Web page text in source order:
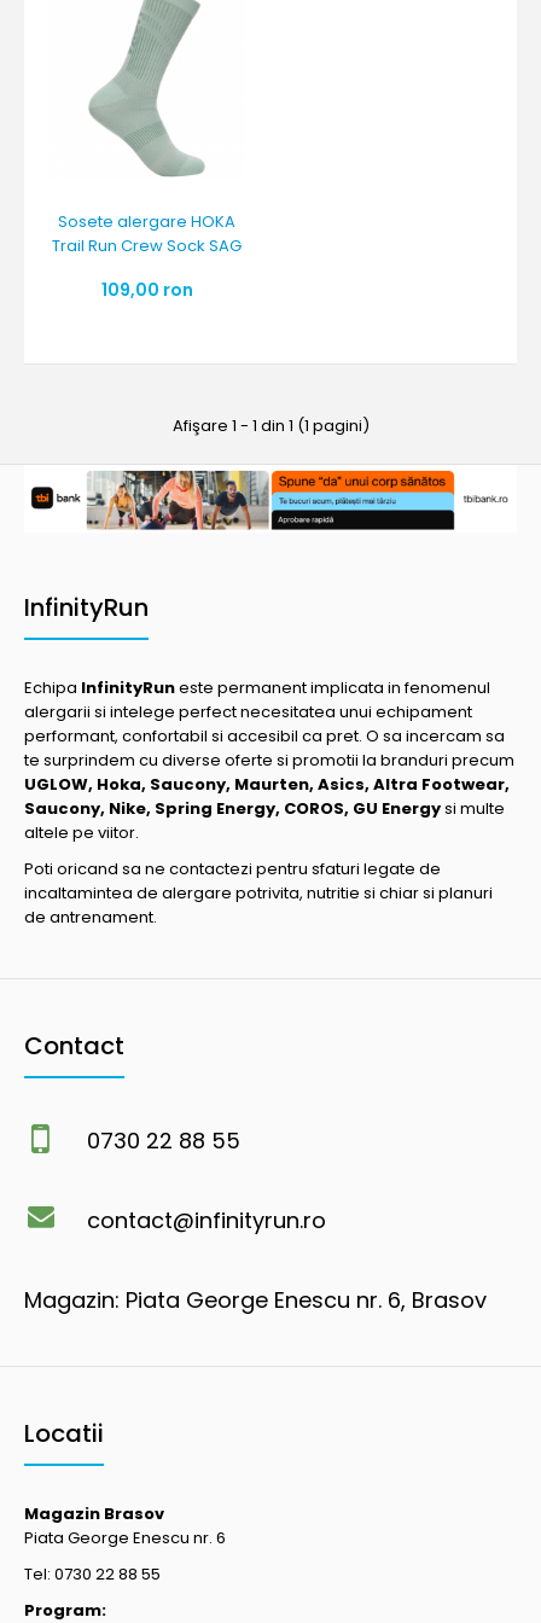
Sosete alergare HOKA
Trail Run Crew Sock SAG
109,00 ron
Afişare 1 - 1 din 1 (1 pagini)
InfinityRun
Echipa InfinityRuneste permanent implicata in fenomenul
alergarii si intelege perfect necesitatea unui echipament
performant, confortabil si accesibil ca pret. O sa incercam sa
te surprindem cu diverse oferte si promotii la branduri precum
UGLOW, Hoka, Saucony, Maurten, Asics, Altra Footwear,
Saucony, Nike, Spring Energy, COROS, GU Energysi multe
altele pe viitor.
Poti oricand sa ne contactezi pentru sfaturi legate de
incaltamintea de alergare potrivita, nutritie si chiar si planuri
de antrenament.
Contact
0730 22 88 55
contact@infinityrun.ro
Magazin: Piata George Enescu nr. 6, Brasov
Locatii
Magazin Brasov
Piata George Enescu nr. 6
Tel: 0730 22 88 55
Program: